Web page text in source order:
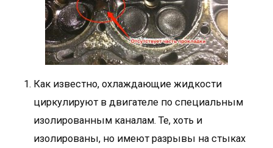
Как известно, охлаждающие жидкости
циркулируют в двигателе по специальным
изолированным каналам. Те, хоть и
изолированы, но имеют разрывы на стыках